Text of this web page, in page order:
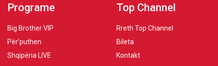
Programe
Big Brother VIP
Për’puthen
Shqipëria LIVE
Top Channel
Rreth Top Channel
Bileta
Kontakt